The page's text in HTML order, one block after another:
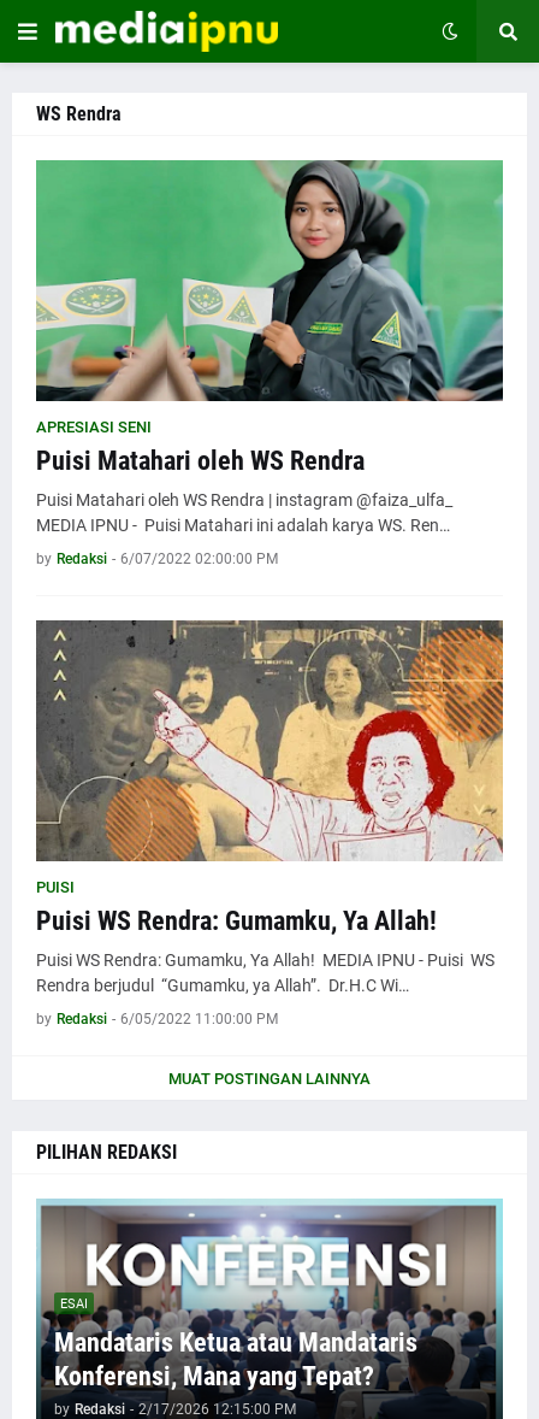
WS Rendra
APRESIASI SENI
Puisi Matahari oleh WS Rendra
Puisi Matahari oleh WS Rendra | instagram @faiza_ulfa_
MEDIA IPNU - Puisi Matahari ini adalah karya WS. Ren…
by Redaksi - 6/07/2022 02:00:00 PM
PUISI
Puisi WS Rendra: Gumamku, Ya Allah!
Puisi WS Rendra: Gumamku, Ya Allah! MEDIA IPNU - Puisi WS
Rendra berjudul “Gumamku, ya Allah”. Dr.H.C Wi…
by Redaksi - 6/05/2022 11:00:00 PM
MUAT POSTINGAN LAINNYA
PILIHAN REDAKSI
ESAI
Mandataris Ketua atau Mandataris
Konferensi, Mana yang Tepat?
by Redaksi - 2/17/2026 12:15:00 PM